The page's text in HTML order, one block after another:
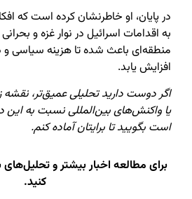
در پایان، او خاطرنشان کرده است که
به اقدامات اسرائیل در نوار غزه و
منطقه‌ای باعث شده تا هزینه سیاسی و
افزایش یابد.
اگر دوست دارید تحلیلی عمیق‌تر،
یا واکنش‌های بین‌المللی نسبت به این
است بگویید تا برایتان آماده کنم.
برای مطالعه اخبار بیشتر و تحلیل‌های
کنید.